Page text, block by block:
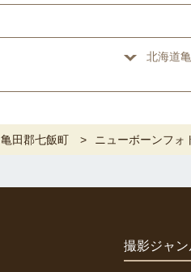
北海道
亀田郡七飯町 ニューボーンフォ
撮影ジャン